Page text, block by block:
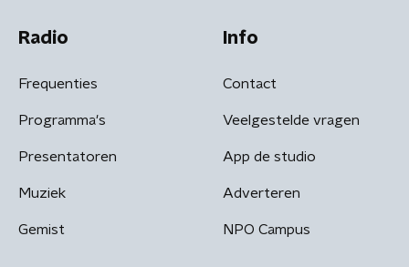
Radio
Frequenties
Programma's
Presentatoren
Muziek
Gemist
Info
Contact
Veelgestelde vragen
App de studio
Adverteren
NPO Campus